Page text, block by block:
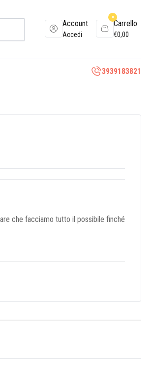
Account
Accedi
Carrello
€0,00
0
3939183821
che facciamo tutto il possibile finché